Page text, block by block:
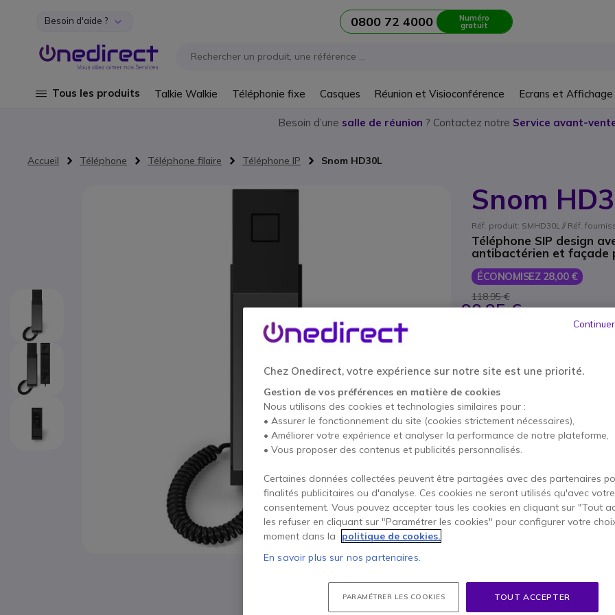
Aller au contenu
Besoin d'aide ? 0800 72 4000 Numéro
gratuit
Tous les produits Talkie Walkie Téléphonie fixe Casques Réunion et Visioconférence Ecrans et
Besoin d’une salle de réunion ? Contactez notre Service avant-
Accueil Téléphone Téléphone filaire Téléphone IP Snom HD30L
Snom
Réf. produit: SMHD30L // Réf.
Téléphone SIP design
antibactérien et façade
ÉCONOMISEZ 28,00 €
118,95 €
90,95 €
Épuisé
63 produits en stock
2 ans de garantie
Payez en 4 sans frais (
Points Forts
Non compatible avec une
VoIP
Sans clavier :
Plaque avant
Trois touches de fonction
Compatible avec
Chez Onedirect, votre expérience sur notre site est une priorité.
Gestion de vos préférences en matière de cookies
Nous utilisons des cookies et technologies similaires pour :
• Assurer le fonctionnement du site (cookies strictement nécessaires),
• Améliorer votre expérience et analyser la performance de notre plateforme,
• Vous proposer des contenus et publicités personnalisés.
Certaines données collectées peuvent être partagées avec des partenaires
finalités publicitaires ou d'analyse. Ces cookies ne seront utilisés qu'avec votre
consentement. Vous pouvez accepter tous les cookies en cliquant sur "Tout
les refuser en cliquant sur "Paramétrer les cookies" pour configurer votre
moment dans la
politique de cookies.
En savoir plus sur nos partenaires.
PARAMÉTRER LES COOKIES TOUT ACCEPTER